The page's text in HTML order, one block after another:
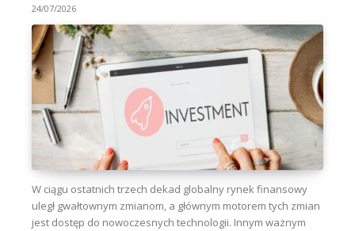
24/07/2026
W ciągu ostatnich trzech dekad globalny rynek finansowy
uległ gwałtownym zmianom, a głównym motorem tych zmian
jest dostęp do nowoczesnych technologii. Innym ważnym